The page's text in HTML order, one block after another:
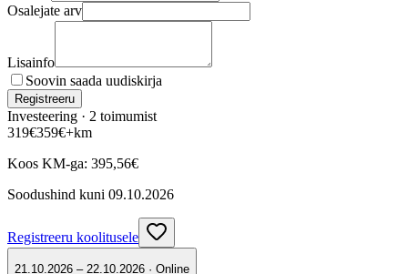
Osalejate arv
Lisainfo
Soovin saada uudiskirja
Registreeru
Investeering · 2 toimumist
319€359€+km
Koos KM-ga: 395,56€
Soodushind kuni 09.10.2026
Registreeru koolitusele
21.10.2026 – 22.10.2026 · Online